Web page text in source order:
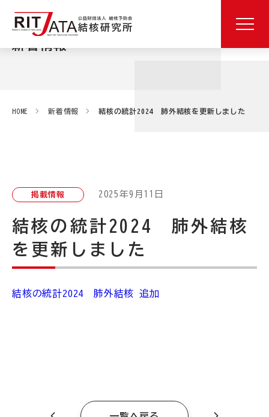
新着情報
HOME 新着情報 結核の統計2024 肺外結核を更新しました
掲載情報 2025年9月11日
結核の統計2024 肺外結核
を更新しました
結核の統計2024 肺外結核 追加